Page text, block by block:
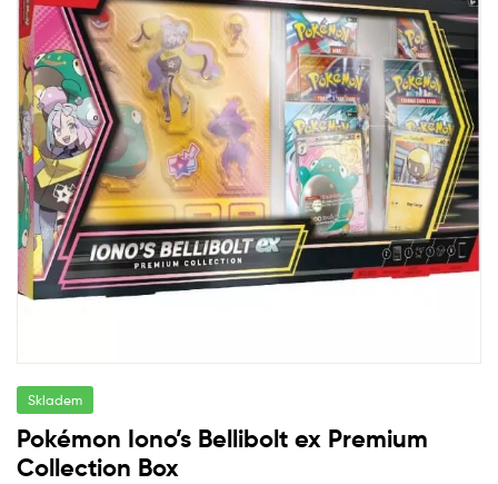
Skladem
Pokémon Iono’s Bellibolt ex Premium
Collection Box